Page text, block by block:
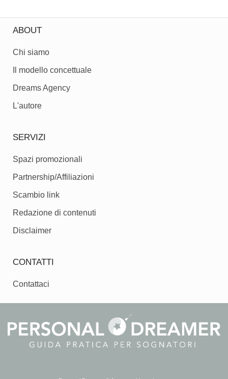
ABOUT
Chi siamo
Il modello concettuale
Dreams Agency
L'autore
SERVIZI
Spazi promozionali
Partnership/Affiliazioni
Scambio link
Redazione di contenuti
Disclaimer
CONTATTI
Contattaci